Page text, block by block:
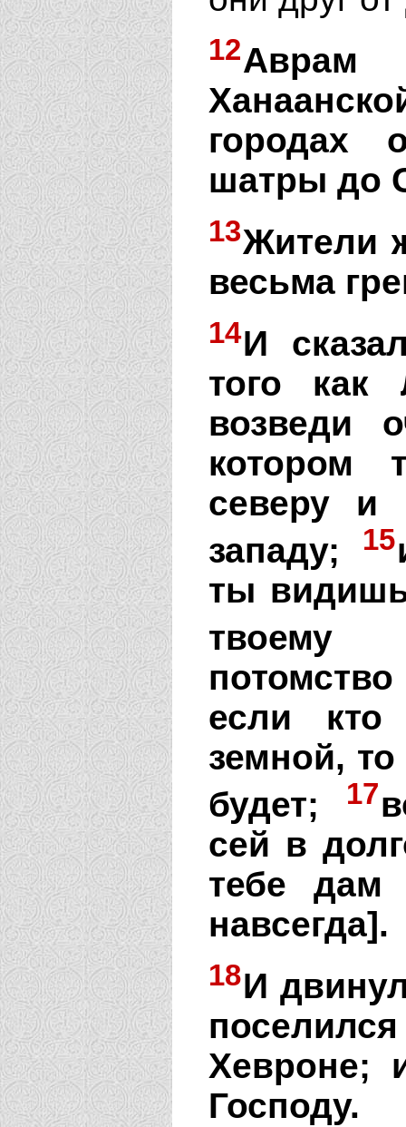
12Аврам
городах
шатры до
13Жители
весьма
14И
того как
возведи
котором
северу
западу;
15
ты
твоему
если кто
земной,
будет;
17
сей в
тебе дам
навсегда].
18И
Хевроне;
Господу.